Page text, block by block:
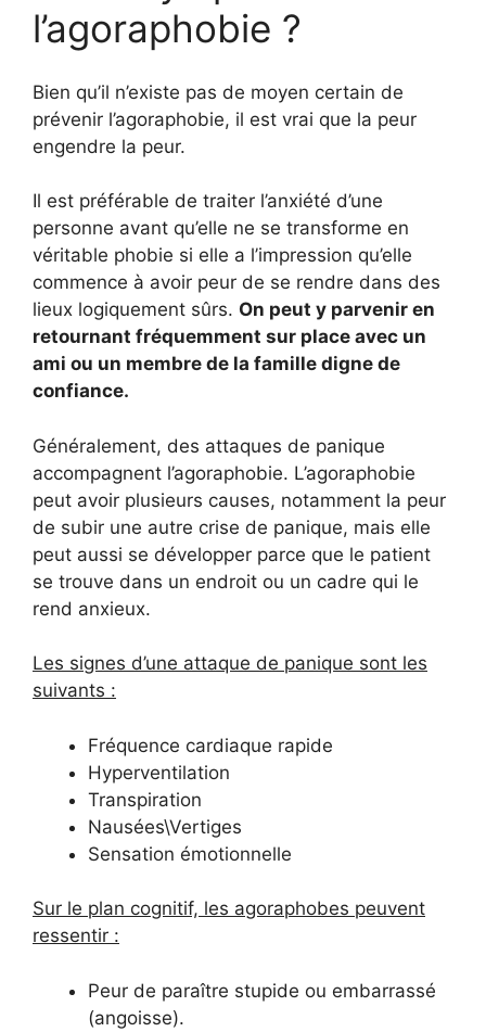
l’agoraphobie ?
Bien qu’il n’existe pas de moyen certain de
prévenir l’agoraphobie, il est vrai que la peur
engendre la peur.
Il est préférable de traiter l’anxiété d’une
personne avant qu’elle ne se transforme en
véritable phobie si elle a l’impression qu’elle
commence à avoir peur de se rendre dans des
lieux logiquement sûrs. On peut y parvenir en
retournant fréquemment sur place avec un
ami ou un membre de la famille digne de
confiance.
Généralement, des attaques de panique
accompagnent l’agoraphobie. L’agoraphobie
peut avoir plusieurs causes, notamment la peur
de subir une autre crise de panique, mais elle
peut aussi se développer parce que le patient
se trouve dans un endroit ou un cadre qui le
rend anxieux.
Les signes d’une attaque de panique sont les
suivants :
Fréquence cardiaque rapide
Hyperventilation
Transpiration
Nausées\Vertiges
Sensation émotionnelle
Sur le plan cognitif, les agoraphobes peuvent
ressentir :
Peur de paraître stupide ou embarrassé
(angoisse).